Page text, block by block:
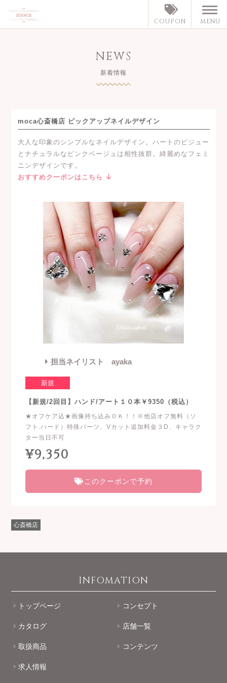
COUPON MENU
NEWS
新着情報
moca心斎橋店 ピックアップネイルデザイン
大人な印象のシンプルなネイルデザイン。ハートのビジュー
とナチュラルなピンクベージュは相性抜群。綺麗めなフェミ
ニンデザインです。
おすすめクーポンはこちら
担当ネイリスト ayaka
新規
【新規/2回目】ハンド/アート１０本￥9350（税込）
★オフケア込★画像持ち込みＯＫ！！※他店オフ無料（ソ
フト.ハード）特殊パーツ、Vカット追加料金３D、キャラク
ター当日不可
¥9,350
このクーポンで予約
心斎橋店
INFOMATION
トップページ コンセプト
カタログ 店舗一覧
取扱商品 コンテンツ
求人情報